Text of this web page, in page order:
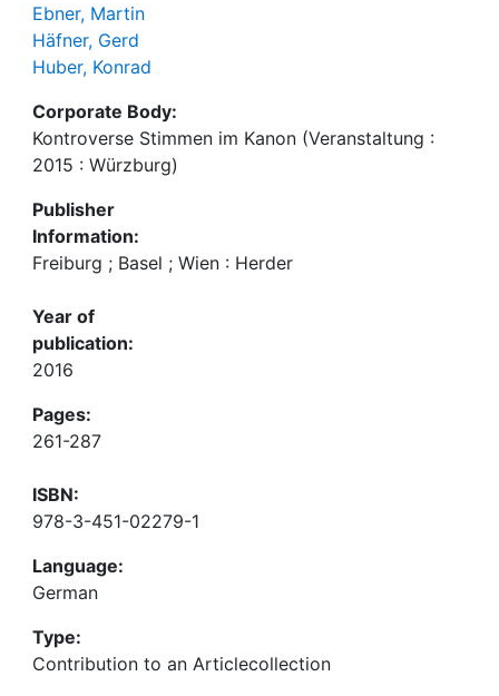
Ebner, Martin
Häfner, Gerd
Huber, Konrad
Corporate Body:
Kontroverse Stimmen im Kanon (Veranstaltung :
2015 : Würzburg)
Publisher
Information:
Freiburg ; Basel ; Wien : Herder
Year of
publication:
2016
Pages:
261-287
ISBN:
978-3-451-02279-1
Language:
German
Type:
Contribution to an Articlecollection